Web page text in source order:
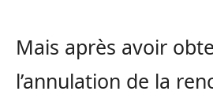
Mais après avoir
l’annulation de la